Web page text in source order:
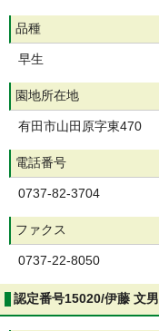
品種
早生
園地所在地
有田市山田原字東470
電話番号
0737-82-3704
ファクス
0737-22-8050
認定番号15020/伊藤 文男